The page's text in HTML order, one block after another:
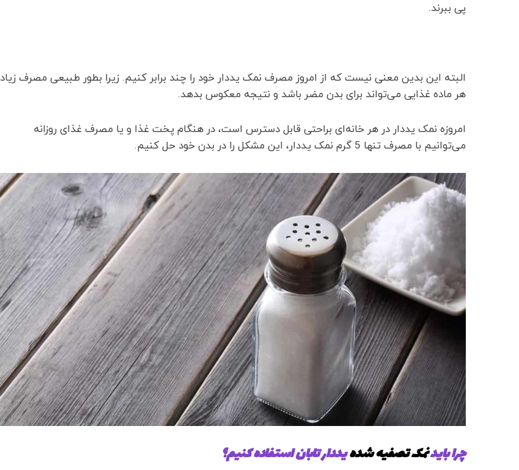
پی ببرند.
البته این بدین معنی نیست که از امروز مصرف نمک یددار خود را چند برابر کنیم. زیرا بطور طبیعی مصرف زیاد
هر ماده غذایی می‌تواند برای بدن مضر باشد و نتیجه معکوس بدهد.
امروزه نمک یددار در هر خانه‌ای براحتی قابل دسترس است، در هنگام پخت غذا و یا مصرف غذای روزانه
می‌توانیم با مصرف تنها 5 گرم نمک یددار، این مشکل را در بدن خود حل کنیم.
چرا بایدنمک تصفیه شدهیددار تابان استفاده کنیم؟